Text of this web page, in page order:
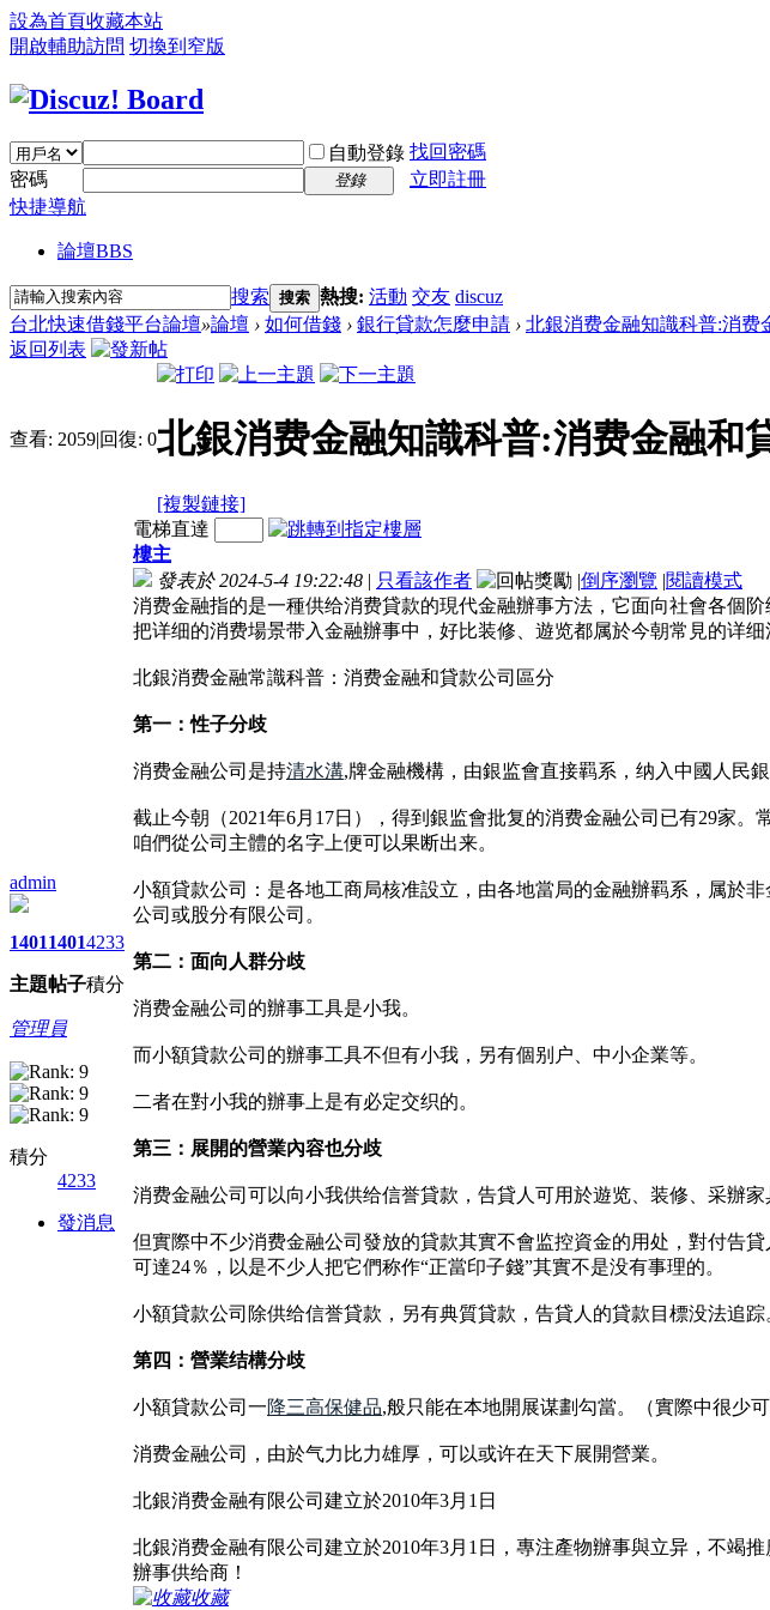
設為首頁收藏本站
開啟輔助訪問 切換到窄版
自動登錄 找回密碼
密碼
登錄
立即註冊
快捷導航
論壇BBS
搜索 搜索 熱搜: 活動 交友 discuz
台北快速借錢平台論壇»論壇 › 如何借錢 › 銀行貸款怎麼申請 › 北銀消费金融知識科普:消费
返回列表
查看: 2059|回復: 0北銀消费金融知識科普:消费金融和
[複製鏈接]
admin
1401
主題
1401
帖子
4233
積分
管理員
積分
4233
發消息
電梯直達
樓主
發表於 2024-5-4 19:22:48 | 只看該作者 |倒序瀏覽 |閱讀模式
消费金融指的是一種供给消费貸款的現代金融辦事方法，它面向社會各個
把详细的消费場景带入金融辦事中，好比装修、遊览都属於今朝常見的详
北銀消费金融常識科普：消费金融和貸款公司區分
第一：性子分歧
消费金融公司是持清水溝,牌金融機構，由銀监會直接羁系，纳入中國人民
截止今朝（2021年6月17日），得到銀监會批复的消费金融公司已有29家
咱們從公司主體的名字上便可以果断出来。
小額貸款公司：是各地工商局核准設立，由各地當局的金融辦羁系，属於
公司或股分有限公司。
第二：面向人群分歧
消费金融公司的辦事工具是小我。
而小額貸款公司的辦事工具不但有小我，另有個别户、中小企業等。
二者在對小我的辦事上是有必定交织的。
第三：展開的營業內容也分歧
消费金融公司可以向小我供给信誉貸款，告貸人可用於遊览、装修、采辦
但實際中不少消费金融公司發放的貸款其實不會监控資金的用处，對付告
可達24％，以是不少人把它們称作“正當印子錢”其實不是没有事理的。
小額貸款公司除供给信誉貸款，另有典質貸款，告貸人的貸款目標没法追踪
第四：營業结構分歧
小額貸款公司一降三高保健品,般只能在本地開展谋劃勾當。（實際中很少可
消费金融公司，由於气力比力雄厚，可以或许在天下展開營業。
北銀消费金融有限公司建立於2010年3月1日
北銀消费金融有限公司建立於2010年3月1日，專注產物辦事與立异，不竭
辦事供给商！
收藏